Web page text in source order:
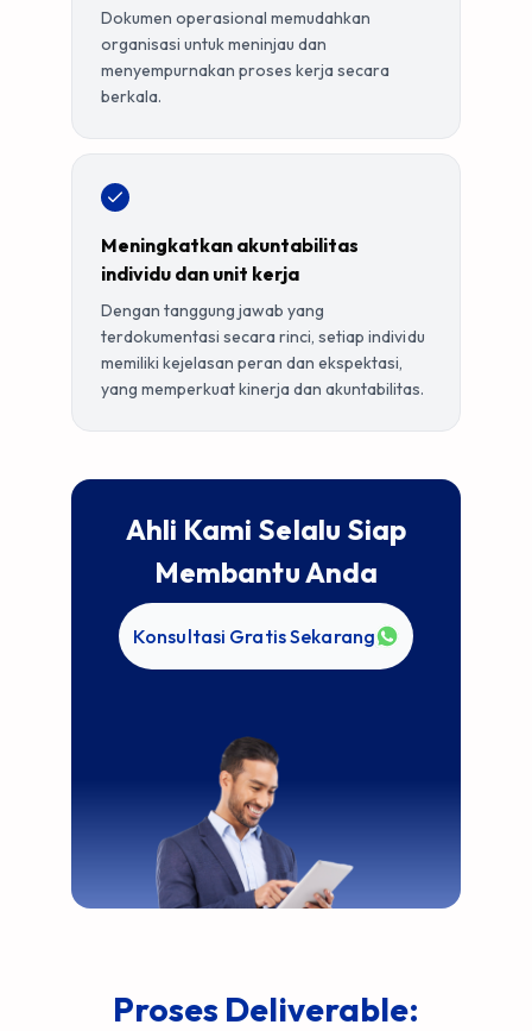
Dokumen operasional memudahkan
organisasi untuk meninjau dan
menyempurnakan proses kerja secara
berkala.
Meningkatkan akuntabilitas
individu dan unit kerja
Dengan tanggung jawab yang
terdokumentasi secara rinci, setiap individu
memiliki kejelasan peran dan ekspektasi,
yang memperkuat kinerja dan akuntabilitas.
Ahli Kami Selalu Siap
Membantu Anda
Konsultasi Gratis Sekarang
Proses Deliverable: